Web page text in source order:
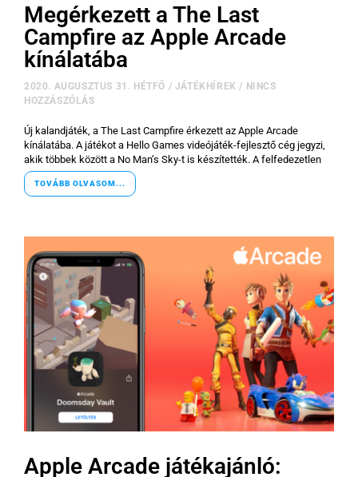
Megérkezett a The Last
Campfire az Apple Arcade
kínálatába
2020. AUGUSZTUS 31. HÉTFŐ / JÁTÉKHÍREK / NINCS
HOZZÁSZÓLÁS
Új kalandjáték, a The Last Campfire érkezett az Apple Arcade
kínálatába. A játékot a Hello Games videójáték-fejlesztő cég jegyzi,
akik többek között a No Man’s Sky-t is készítették. A felfedezetlen
TOVÁBB OLVASOM...
Apple Arcade játékajánló: